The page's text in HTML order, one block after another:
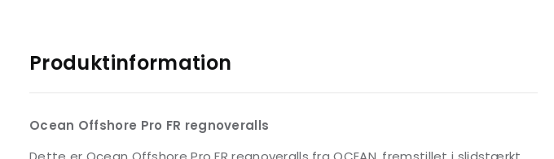
Produktinformation
Ocean Offshore Pro FR regnoveralls